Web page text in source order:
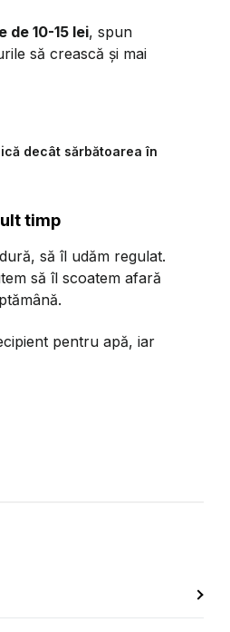
10-15 lei, spun
să crească și mai
decât sărbătoarea în
timp
să îl udăm regulat.
să îl scoatem afară
pentru apă, iar